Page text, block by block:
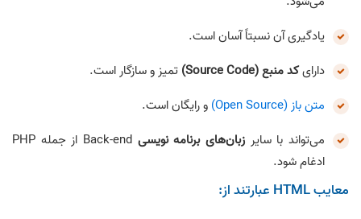
یادگیری آن نسبتاً آسان است.
دارایکد منبع (Source Code)
تمیز و سازگار است.
متن باز (Open Source)
و رایگان است.
می‌تواند با سایر زبان‌های برنامه ‎‌نویسی
Back-end از جمله PHP
ادغام شود.
معایب HTML عبارتند از: